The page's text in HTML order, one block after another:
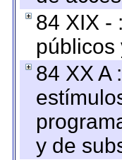
84 XIX -
públicos
84 XX A
y de